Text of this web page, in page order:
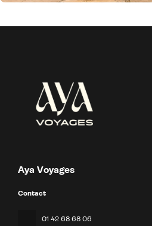
Aya Voyages
Contact
01 42 68 68 06